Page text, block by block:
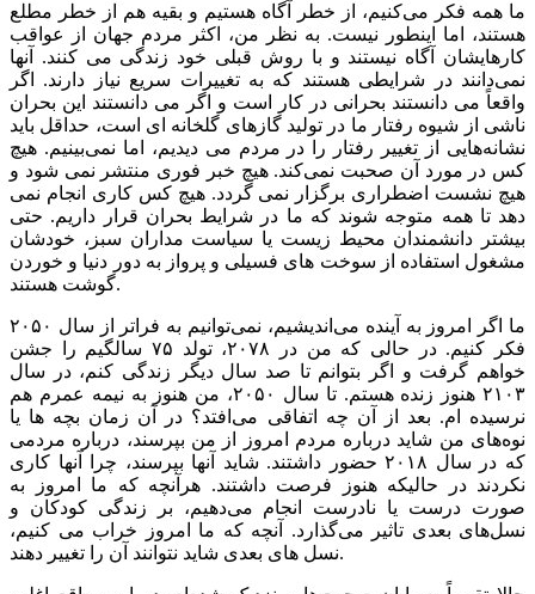
ما همه فکر می‌کنیم، از خطر آگاه هستیم و بقیه هم از خطر مطلع
هستند، اما اینطور نیست. به نظر من، اکثر مردم جهان از عواقب
کارهایشان آگاه نیستند و با روش قبلی خود زندگی می کنند. آنها
نمی‌دانند در شرایطی هستند که به تغییرات سریع نیاز دارند. اگر
واقعاً می دانستند بحرانی در کار است و اگر می دانستند این بحران
ناشی از شیوه رفتار ما در تولید گازهای گلخانه ای است، حداقل باید
نشانه‌هایی از تغییر رفتار را در مردم می دیدیم، اما نمی‌بینیم. هیچ
کس در مورد آن صحبت نمی‌کند. هیچ خبر فوری منتشر نمی شود و
هیچ نشست اضطراری برگزار نمی گردد. هیچ کس کاری انجام نمی
دهد تا همه متوجه شوند که ما در شرایط بحران قرار داریم. حتی
بیشتر دانشمندان محیط زیست یا سیاست مداران سبز، خودشان
مشغول استفاده از سوخت های فسیلی و پرواز به دور دنیا و خوردن
گوشت هستند.
ما اگر امروز به آینده می‌اندیشیم، نمی‌توانیم به فراتر از سال ۲۰۵۰
فکر کنیم. در حالی که من در ۲۰۷۸، تولد ۷۵ سالگیم را جشن
خواهم گرفت و اگر بتوانم تا صد سال دیگر زندگی کنم، در سال
۲۱۰۳ هنوز زنده هستم. تا سال ۲۰۵۰، من هنوز به نیمه عمرم هم
نرسیده ام. بعد از آن چه اتفاقی می‌افتد؟ در آن زمان بچه ها یا
نوه‌های من شاید درباره مردم امروز از من بپرسند، درباره مردمی
که در سال ۲۰۱۸ حضور داشتند. شاید آنها بپرسند، چرا آنها کاری
نکردند در حالیکه هنوز فرصت داشتند. هرآنچه که ما امروز به
صورت درست یا نادرست انجام می‌دهیم، بر زندگی کودکان و
نسل‌های بعدی تاثیر می‌گذارد. آنچه که ما امروز خراب می کنیم،
نسل های بعدی شاید نتوانند آن را تغییر دهند.